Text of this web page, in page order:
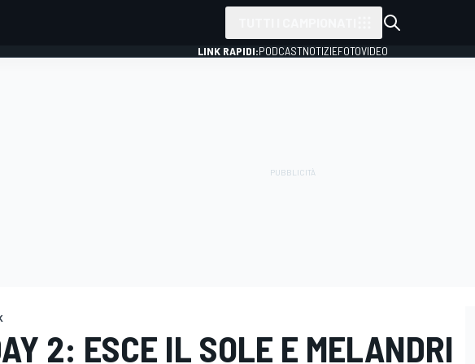
LINK RAPIDI:PODCASTNOTIZIEFOTOVIDEO
2: ESCE IL SOLE E MELANDRI